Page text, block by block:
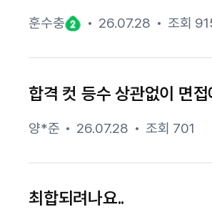
훈수충 26.07.28 조회
합격 컷 등수 상관없이 면
양*준 26.07.28 조회 701
최합되려나요..